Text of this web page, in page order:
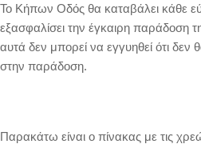
Το Κήπων Οδός θα καταβάλει κάθε
εξασφαλίσει την έγκαιρη παράδοση
αυτά δεν μπορεί να εγγυηθεί ότι
στην παράδοση.
Παρακάτω είναι ο πίνακας με τις